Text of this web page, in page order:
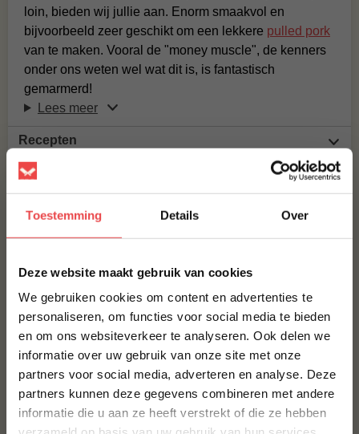
Toestemming Details Over
Deze website maakt gebruik van cookies
We gebruiken cookies om content en advertenties te
personaliseren, om functies voor social media te bieden
en om ons websiteverkeer te analyseren. Ook delen we
informatie over uw gebruik van onze site met onze
partners voor social media, adverteren en analyse. Deze
partners kunnen deze gegevens combineren met andere
informatie die u aan ze heeft verstrekt of die ze hebben
loin, bieden wij jullie aan. Enorm smaakvol en
bijvoorbeeld zeer geschikt om een lekkere pulled pork
van te maken. Vooral de "money muscle", de kenners
onder ons weten wel wat dit is, is fantastisch
gemarmerd!
Lees meer
Recepten
Veelgestelde vragen
IBERICO PRESA
€ 31,50
VARKENSNEK
€ 6,25
DUROC VARKENSNEK
10% korting op je
eerste bestelling*
Schrijf je in voor onze nieuwsbrief en ontvang direct
10% korting op jouw eerste bestelling.
VOORNAAM